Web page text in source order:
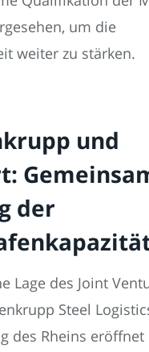
um die
weiter zu stärken.
und
der
Lage des Joint
Steel
des Rheins eröffnet